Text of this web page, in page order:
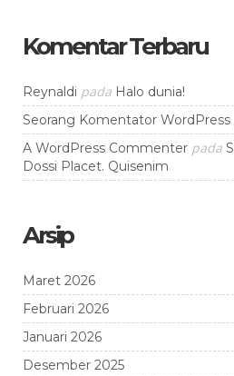
Komentar Terbaru
Reynaldi pada Halo dunia!
Seorang Komentator WordPress
A WordPress Commenter pada
Dossi Placet. Quisenim
Arsip
Maret 2026
Februari 2026
Januari 2026
Desember 2025